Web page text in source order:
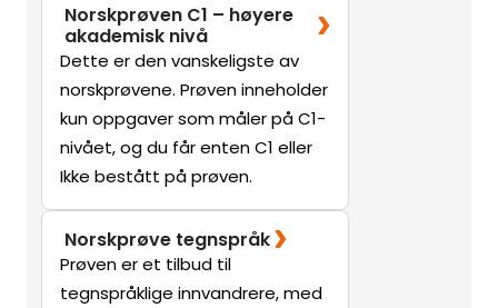
Norskprøven C1 – høyere
akademisk nivå
Dette er den vanskeligste av
norskprøvene. Prøven inneholder
kun oppgaver som måler på C1-
nivået, og du får enten C1 eller
Ikke bestått på prøven.
Norskprøve tegnspråk
Prøven er et tilbud til
tegnspråklige innvandrere, med